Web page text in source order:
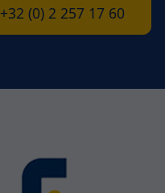
+32 (0) 2 257 17 60